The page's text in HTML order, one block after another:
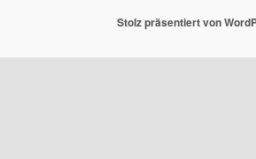
Stolz präsentiert von